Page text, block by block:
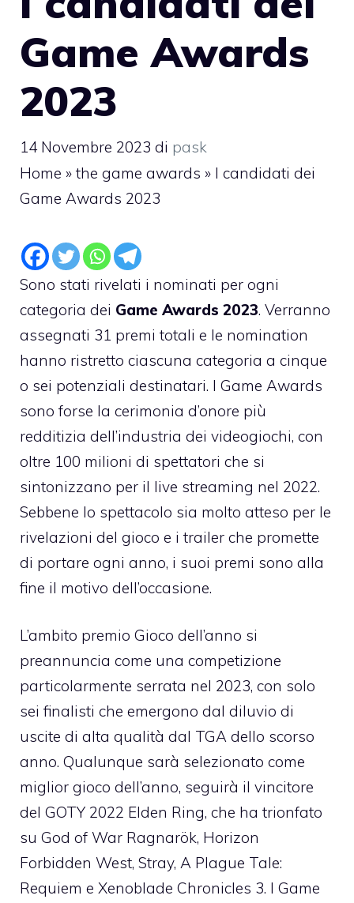
Game Awards
2023
14 Novembre 2023 di pask
Home » the game awards » I candidati dei
Game Awards 2023
Sono stati rivelati i nominati per ogni
categoria dei Game Awards 2023. Verranno
assegnati 31 premi totali e le nomination
hanno ristretto ciascuna categoria a cinque
o sei potenziali destinatari. I Game Awards
sono forse la cerimonia d’onore più
redditizia dell’industria dei videogiochi, con
oltre 100 milioni di spettatori che si
sintonizzano per il live streaming nel 2022.
Sebbene lo spettacolo sia molto atteso per le
rivelazioni del gioco e i trailer che promette
di portare ogni anno, i suoi premi sono alla
fine il motivo dell’occasione.
L’ambito premio Gioco dell’anno si
preannuncia come una competizione
particolarmente serrata nel 2023, con solo
sei finalisti che emergono dal diluvio di
uscite di alta qualità dal TGA dello scorso
anno. Qualunque sarà selezionato come
miglior gioco dell’anno, seguirà il vincitore
del GOTY 2022 Elden Ring, che ha trionfato
su God of War Ragnarök, Horizon
Forbidden West, Stray, A Plague Tale:
Requiem e Xenoblade Chronicles 3. I Game